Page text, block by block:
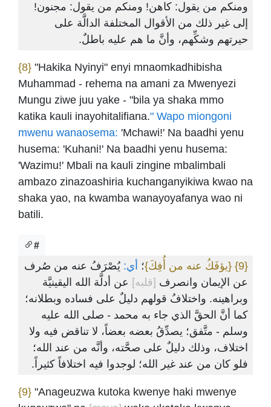
ومنكم من يقول: كاهن! ومنكم من يقول: مجنون!
إلى غير ذلك من الأقوال المختلفة الدالَّة على
حيرتهم وشكِّهم، وأنَّ ما هم عليه باطلٌ.
{8} "Hakika Nyinyi" enyi mnaomkadhibisha
Muhammad - rehema na amani za Mwenyezi
Mungu ziwe juu yake - "bila ya shaka mmo
katika kauli inayohitalifiana." Wapo miongoni
mwenu wanaosema: 'Mchawi!' Na baadhi yenu
husema: 'Kuhani!' Na baadhi yenu husema:
'Wazimu!' Mbali na kauli zingine mbalimbali
ambazo zinazoashiria kuchanganyikiwa kwao na
shaka yao, na kwamba wanayoyafanya wao ni
batili.
#
{9} {يؤفَكُ عنه من أُفِكَ}؛ أي: يُصْرَفُ عنه من صُرف
عن الإيمان وانصرف [قلبه] عن أدلَّة الله اليقينيَّة
وبراهينه. واختلافُ قولهم دليلٌ على فساده وبطلانه؛
كما أنَّ الحقَّ الذي جاء به محمد - صلى الله عليه
وسلم - متَّفق؛ يصدِّقُ بعضه بعضاً، لا تناقض فيه ولا
اختلاف، وذلك دليلٌ على صحَّته، وأنَّه من عند الله؛
فلو كان من عند غير الله؛ لوجدوا فيه اختلافاً كثيراً.
{9} "Anageuzwa kutoka kwenye haki mwenye